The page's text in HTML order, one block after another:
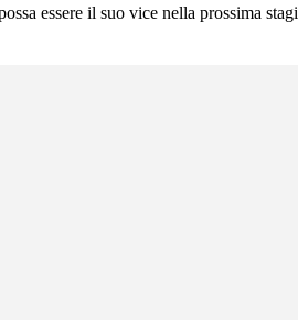
essere il suo vice nella prossima